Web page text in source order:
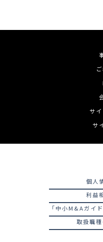
サ
サ
個人
利益
「中小M&Aガイ
取扱職